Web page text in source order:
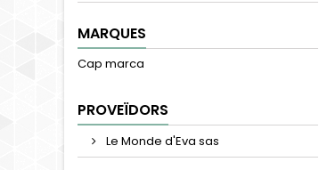
MARQUES
Cap marca
PROVEÏDORS
Le Monde d'Eva sas